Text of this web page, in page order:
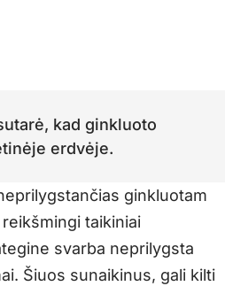
kad ginkluoto
erdvėje.
ginkluotam
taikiniai
svarba neprilygsta
Šiuos sunaikinus, gali kilti